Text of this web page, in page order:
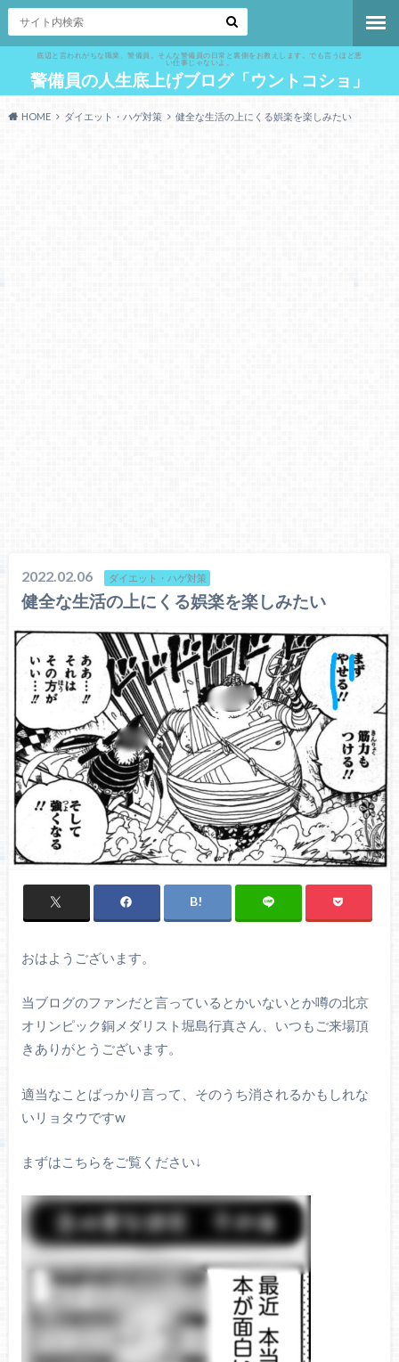
底辺と言われがちな職業、警備員。そんな警備員の日常と裏側をお教えします。でも言うほど悪
い仕事じゃないよ。
警備員の人生底上げブログ「ウントコショ」
HOME ダイエット・ハゲ対策 健全な生活の上にくる娯楽を楽しみたい
2022.02.06 ダイエット・ハゲ対策
健全な生活の上にくる娯楽を楽しみたい
おはようございます。
当ブログのファンだと言っているとかいないとか噂の北京
オリンピック銅メダリスト堀島行真さん、いつもご来場頂
きありがとうございます。
適当なことばっかり言って、そのうち消されるかもしれな
いリョタウですw
まずはこちらをご覧ください↓